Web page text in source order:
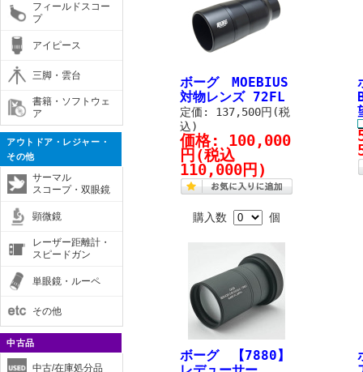
フィールドスコー
プ
アイピース
三脚・雲台
書籍・ソフトウェ
ア
アウトドア・レジャー・
その他
サーマル
スコープ・双眼鏡
顕微鏡
レーザー距離計・
スピードガン
単眼鏡・ルーペ
その他
中古品
中古/在庫処分品
ボーグ MOEBIUS
対物レンズ 72FL
定価: 137,500円(税
込)
価格: 100,000
円 (税込
110,000円)
購入数 個
ボーグ 【7880】